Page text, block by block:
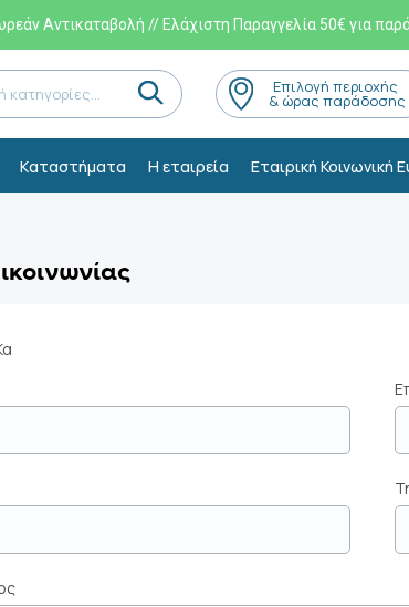
Αντικαταβολή // Ελάχιστη Παραγγελία 50€ για
Eπιλογή περιοχής
& ώρας παράδοσης
Kαταστήματα Η εταιρεία Εταιρική Κοινωνική